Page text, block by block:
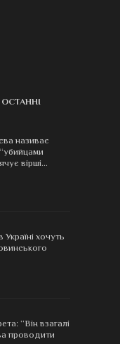
ОСТАННІ
називає
вірші...
Україні хочуть
“Він взагалі
проводити